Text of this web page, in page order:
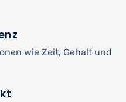
wie Zeit, Gehalt und